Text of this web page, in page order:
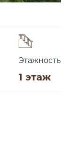
Этажность
1 этаж